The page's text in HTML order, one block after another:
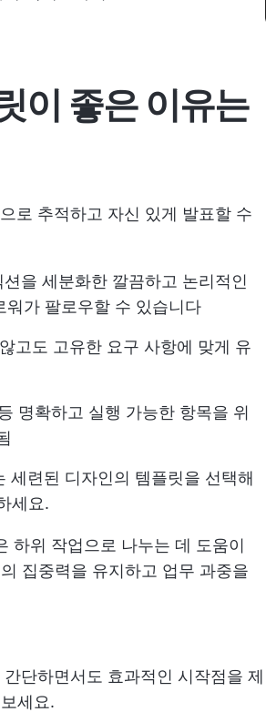
이 좋은 이유는
로 추적하고 자신 있게 발표할 수
을 세분화한 깔끔하고 논리적인
가 팔로우할 수 있습니다
고도 고유한 요구 사항에 맞게 유
명확하고 실행 가능한 항목을 위
세련된 디자인의 템플릿을 선택해
세요.
하위 작업으로 나누는 데 도움이
집중력을 유지하고 업무 과중을
단하면서도 효과적인 시작점을 제
세요.